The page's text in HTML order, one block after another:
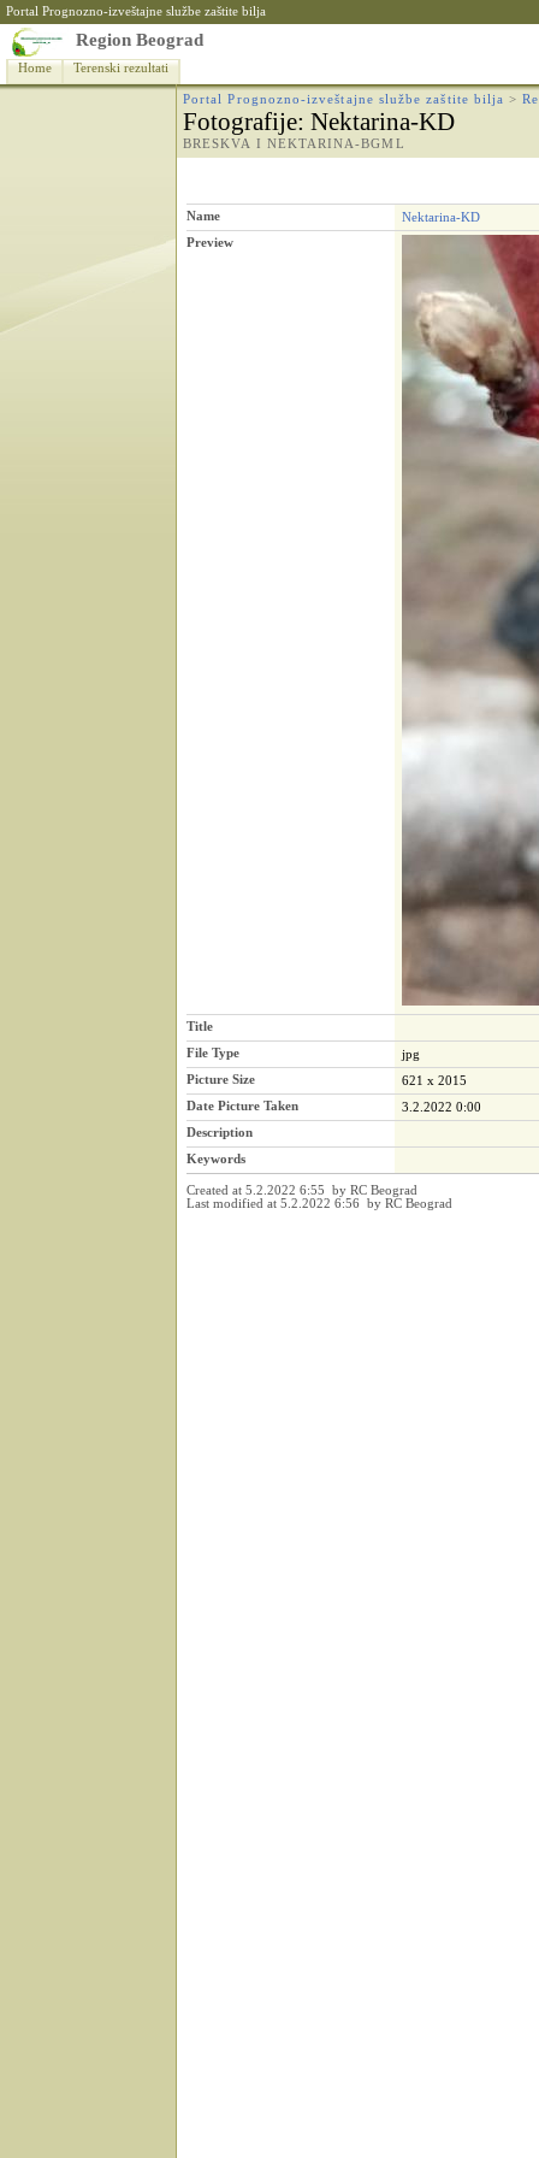
Portal Prognozno-izveštajne službe zaštite bilja
Region Beograd
Home Terenski rezultati
Portal Prognozno-izveštajne službe zaštite bilja >
Fotografije: Nektarina-KD
BRESKVA I NEKTARINA-BGML
Name
Nektarina-KD
Preview
Title
File Type
jpg
Picture Size
621 x 2015
Date Picture Taken
3.2.2022 0:00
Description
Keywords
Created at 5.2.2022 6:55 by RC Beograd
Last modified at 5.2.2022 6:56 by RC Beograd